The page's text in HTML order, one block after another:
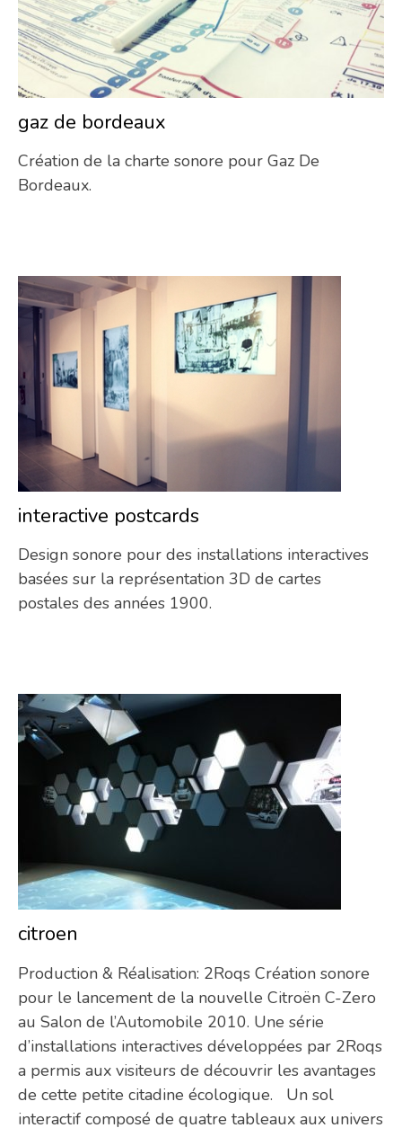
gaz de bordeaux
Création de la charte sonore pour Gaz De
Bordeaux.
interactive postcards
Design sonore pour des installations interactives
basées sur la représentation 3D de cartes
postales des années 1900.
citroen
Production & Réalisation: 2Roqs Création sonore
pour le lancement de la nouvelle Citroën C-Zero
au Salon de l’Automobile 2010. Une série
d’installations interactives développées par 2Roqs
a permis aux visiteurs de découvrir les avantages
de cette petite citadine écologique. Un sol
interactif composé de quatre tableaux aux univers